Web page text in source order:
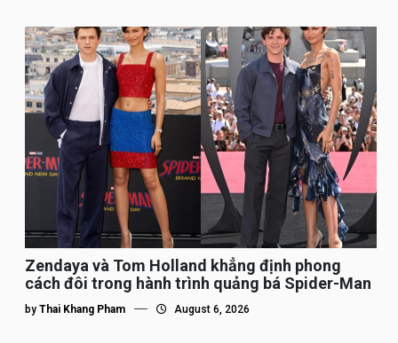
Zendaya và Tom Holland khẳng định phong
cách đôi trong hành trình quảng bá Spider-Man
by Thai Khang Pham August 6, 2026